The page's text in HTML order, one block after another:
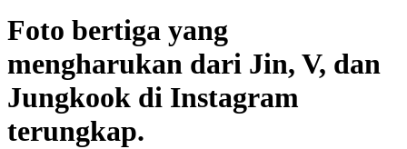
Foto bertiga yang
mengharukan dari Jin, V, dan
Jungkook di Instagram
terungkap.